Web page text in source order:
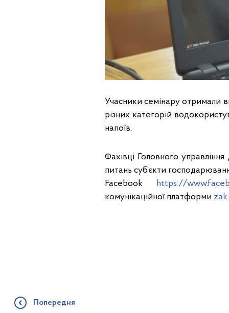
Учасники семінару отримали
різних категорій
напоїв.
Фахівці Головного
питань суб’єкти
Facebook
https://
комунікаційної платформи
Попередня